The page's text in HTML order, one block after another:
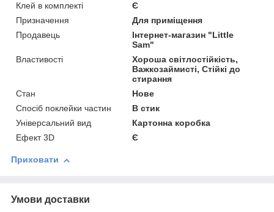
Клей в комплекті
Є
Призначення
Для приміщення
Продавець
Інтернет-магазин "Little
Sam"
Властивості
Хороша світлостійкість,
Важкозаймисті, Стійкі до
стирання
Стан
Нове
Спосіб поклейки частин
В стик
Універсальний вид
Картонна коробка
Ефект 3D
Є
Приховати
Умови доставки